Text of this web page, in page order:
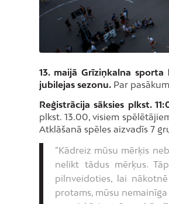
13. maijā Grīziņkalna
jubilejas sezonu. Par
Reģistrācija sāksies plkst.
plkst. 13.00, visiem
Atklāšanā spēles aizvadīs 7
“Kādreiz mūsu mērķis
nelikt tādus mērķus.
pilnveidoties, lai
protams, mūsu